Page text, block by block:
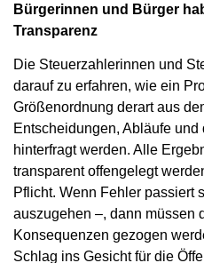
Bürgerinnen und Bürger
Transparenz
Die Steuerzahlerinnen und
darauf zu erfahren, wie ein
Größenordnung derart aus
Entscheidungen, Abläufe
hinterfragt werden. Alle
transparent offengelegt
Pflicht. Wenn Fehler passiert
auszugehen –, dann müssen
Konsequenzen gezogen
Schlag ins Gesicht für die